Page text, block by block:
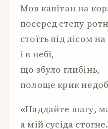
Мов капітан на
посеред степу
стоїть під лісом на
і в небі,
що збуло глибінь,
полоще крик
«Наддайте шагу,
а мій сусіда